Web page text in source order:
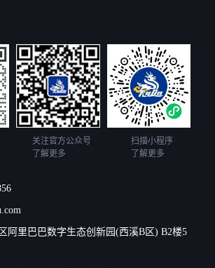
关注官方公众号
了解更多
扫描小程序
了解更多
阿里巴巴数字生态创新园(西溪B区) B2楼5